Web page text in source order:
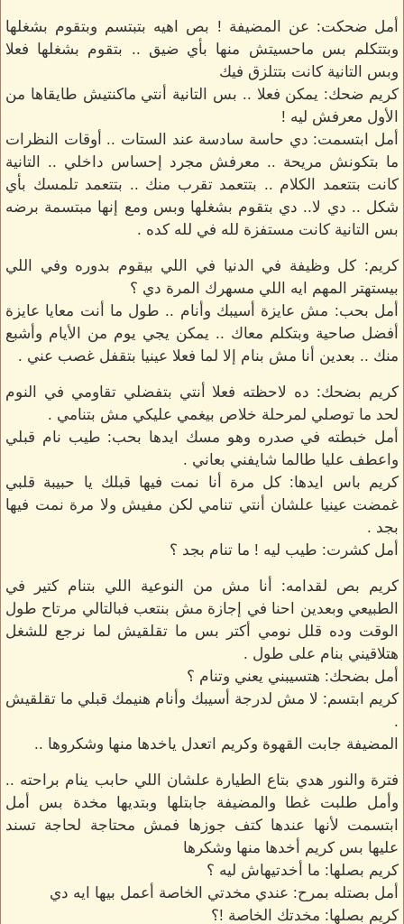
أمل ضحكت: عن المضيفة ! بص اهيه بتبتسم وبتقوم بشغلها
وبتتكلم بس ماحسيتش منها بأي ضيق .. بتقوم بشغلها فعلا
وبس التانية كانت بتتلزق فيك
كريم ضحك: يمكن فعلا .. بس التانية أنتي ماكنتيش طايقاها من
الأول معرفش ليه !
أمل ابتسمت: دي حاسة سادسة عند الستات .. أوقات النظرات
ما بتكونش مريحة .. معرفش مجرد إحساس داخلي .. التانية
كانت بتتعمد الكلام .. بتتعمد تقرب منك .. بتتعمد تلمسك بأي
شكل .. دي لا.. دي بتقوم بشغلها وبس ومع إنها مبتسمة برضه
بس التانية كانت مستفزة لله في لله كده .
كريم: كل وظيفة في الدنيا في اللي بيقوم بدوره وفي اللي
بيستهتر المهم ايه اللي مسهرك المرة دي ؟
أمل بحب: مش عايزة أسيبك وأنام .. طول ما أنت معايا عايزة
أفضل صاحية وبتكلم معاك .. يمكن يجي يوم من الأيام وأشبع
منك .. بعدين أنا مش بنام إلا لما فعلا عينيا بتقفل غصب عني .
كريم بضحك: ده لاحظته فعلا أنتي بتفضلي تقاومي في النوم
لحد ما توصلي لمرحلة خلاص بيغمي عليكي مش بتنامي .
أمل خبطته في صدره وهو مسك ايدها بحب: طيب نام قبلي
واعطف عليا طالما شايفني بعاني .
كريم باس ايدها: كل مرة أنا نمت فيها قبلك يا حبيبة قلبي
غمضت عينيا علشان أنتي تنامي لكن مفيش ولا مرة نمت فيها
بجد .
أمل كشرت: طيب ليه ! ما تنام بجد ؟
كريم بص لقدامه: أنا مش من النوعية اللي بتنام كتير في
الطبيعي وبعدين احنا في إجازة مش بنتعب فبالتالي مرتاح طول
الوقت وده قلل نومي أكتر بس ما تقلقيش لما نرجع للشغل
هتلاقيني بنام على طول .
أمل بضحك: هتسيبني يعني وتنام ؟
كريم ابتسم: لا مش لدرجة أسيبك وأنام هنيمك قبلي ما تقلقيش
.
المضيفة جابت القهوة وكريم اتعدل ياخدها منها وشكروها ..
فترة والنور هدي بتاع الطيارة علشان اللي حابب ينام براحته ..
وأمل طلبت غطا والمضيفة جابتلها وبتديها مخدة بس أمل
ابتسمت لأنها عندها كتف جوزها فمش محتاجة لحاجة تسند
عليها بس كريم أخدها منها وشكرها
كريم بصلها: ما أخدتيهاش ليه ؟
أمل بصتله بمرح: عندي مخدتي الخاصة أعمل بيها ايه دي
كريم بصلها: مخدتك الخاصة !؟